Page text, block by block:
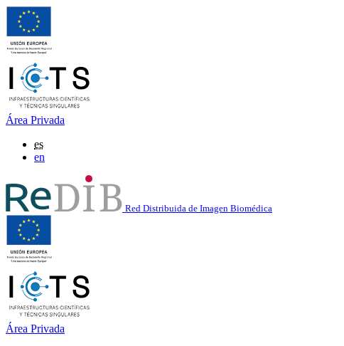
Área Privada
es
en
Red Distribuida de Imagen Biomédica
Área Privada